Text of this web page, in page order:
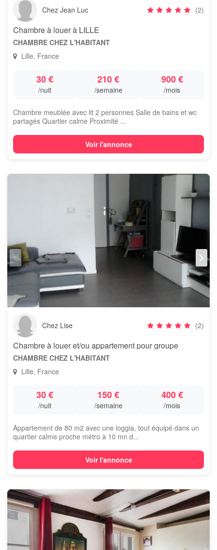
Chez Jean Luc (2)
Chambre à louer à LILLE
CHAMBRE CHEZ L'HABITANT
Lille, France
30 €
/nuit
210 €
/semaine
900 €
/mois
Chambre meublée avec lit 2 personnes Salle de bains et wc
partagés Quartier calme Proximité ...
Voir l'annonce
Chez Lise (2)
Chambre à louer et/ou appartement pour groupe
CHAMBRE CHEZ L'HABITANT
Lille, France
30 €
/nuit
150 €
/semaine
400 €
/mois
Appartement de 80 m2 avec une loggia, tout équipé dans un
quartier calme proche métro à 10 mn d...
Voir l'annonce